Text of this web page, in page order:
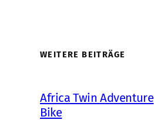
WEITERE BEITRÄGE
Africa Twin Adventure
Bike